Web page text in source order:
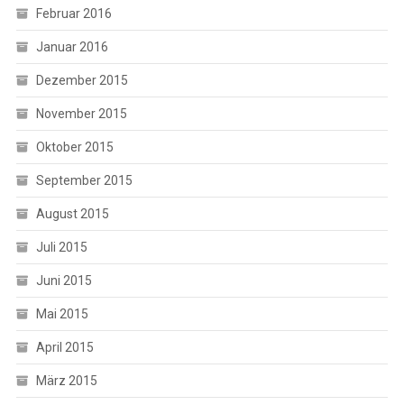
Februar 2016
Januar 2016
Dezember 2015
November 2015
Oktober 2015
September 2015
August 2015
Juli 2015
Juni 2015
Mai 2015
April 2015
März 2015